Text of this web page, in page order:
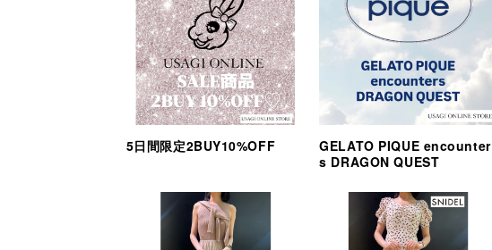
5日間限定2BUY10%OFF
GELATO PIQUE encounter
s DRAGON QUEST